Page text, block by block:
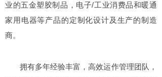
业的五金塑胶制品，电子/工业消费品和暖通
家用电器等产品的定制化设计及生产的制造
商。
拥有多年经验丰富，高效运作管理团队，